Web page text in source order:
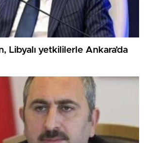
Libyalı yetkililerle Ankara’da